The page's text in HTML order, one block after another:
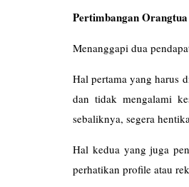
Pertimbangan Orangtua
Menanggapi dua
Hal pertama yang harus
dan tidak mengalami
sebaliknya, segera
Hal kedua yang juga
perhatikan profile atau